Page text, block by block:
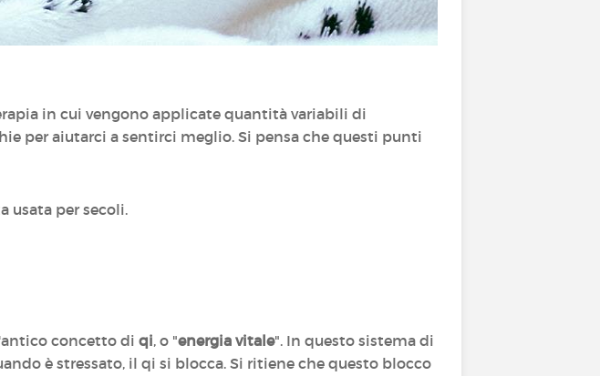
in cui vengono applicate quantità variabili di
per aiutarci a sentirci meglio. Si pensa che questi punti
usata per secoli.
concetto di qi, o "energia vitale". In questo sistema di
è stressato, il qi si blocca. Si ritiene che questo blocco